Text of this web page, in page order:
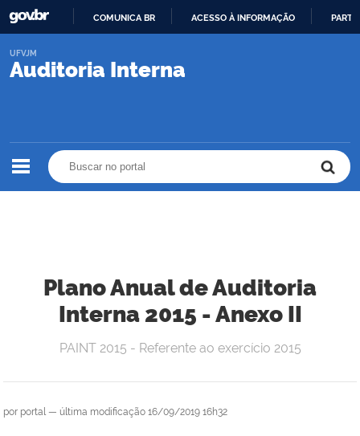
O
COMUNICA BR ACESSO À INFORMAÇÃO
Auditoria Interna
UFVJM
Plano Anual de Auditoria
Interna 2015 - Anexo II
por portal— última modificação 16/09/2019 16h32
PAINT 2015 - Referente ao exercício 2015